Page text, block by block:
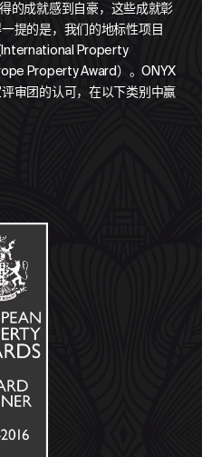
的成就感到自豪，这些成就彰
提的是，我们的地标性项目
International Property
Property Award）。ONYX
审团的认可，在以下类别中赢